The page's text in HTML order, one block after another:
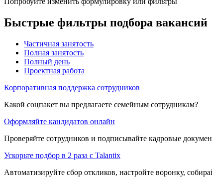
Быстрые фильтры подбора вакансий
Частичная занятость
Полная занятость
Полный день
Проектная работа
Корпоративная поддержка сотрудников
Какой соцпакет вы предлагаете семейным сотрудникам?
Оформляйте кандидатов онлайн
Проверяйте сотрудников и подписывайте кадровые
Ускорьте подбор в 2 раза с Talantix
Автоматизируйте сбор откликов, настройте воронку,